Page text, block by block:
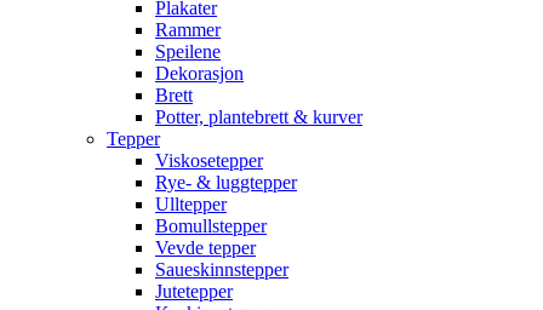
Plakater
Rammer
Speilene
Dekorasjon
Brett
Potter, plantebrett & kurver
Tepper
Viskosetepper
Rye- & luggtepper
Ulltepper
Bomullstepper
Vevde tepper
Saueskinnstepper
Jutetepper